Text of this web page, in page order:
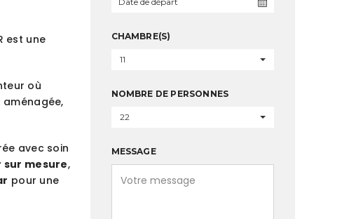
CHAMBRE(S)
11
NOMBRE DE PERSONNES
22
MESSAGE
est une
où
avec soin
sur mesure,
pour une